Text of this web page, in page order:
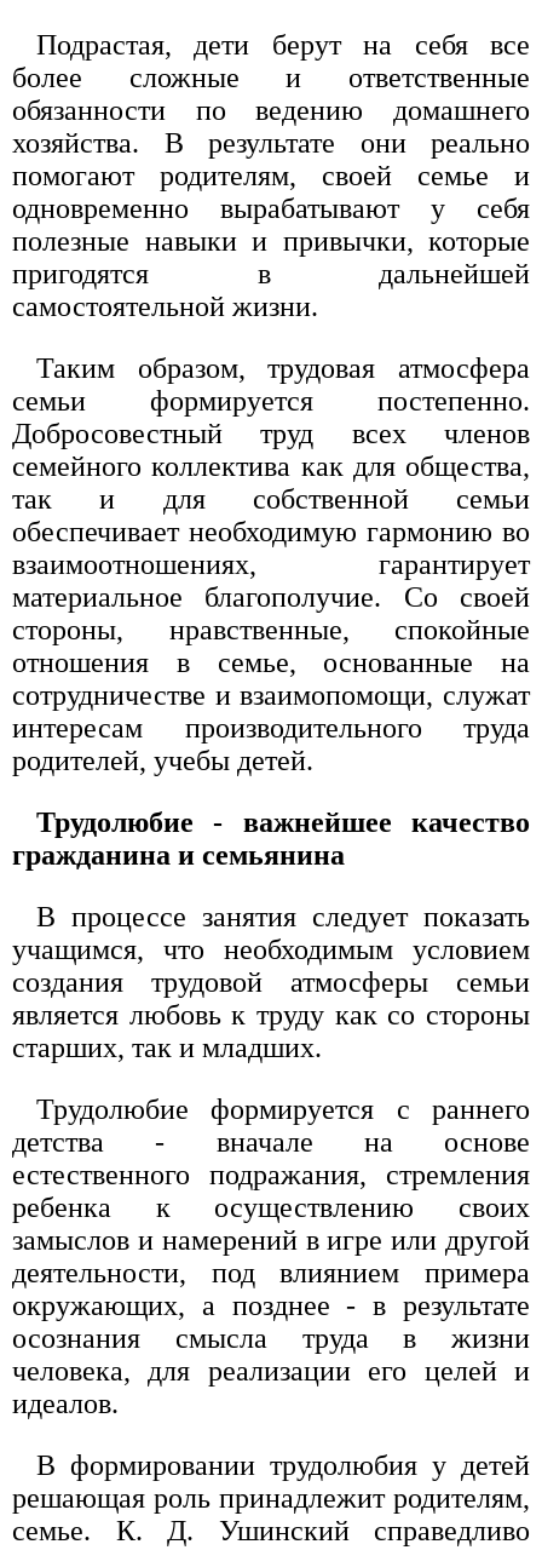
Подрастая, дети берут на себя все
более сложные и ответственные
обязанности по ведению домашнего
хозяйства. В результате они реально
помогают родителям, своей семье и
одновременно вырабатывают у себя
полезные навыки и привычки, которые
пригодятся в дальнейшей
самостоятельной жизни.
Таким образом, трудовая атмосфера
семьи формируется постепенно.
Добросовестный труд всех членов
семейного коллектива как для общества,
так и для собственной семьи
обеспечивает необходимую гармонию во
взаимоотношениях, гарантирует
материальное благополучие. Со своей
стороны, нравственные, спокойные
отношения в семье, основанные на
сотрудничестве и взаимопомощи, служат
интересам производительного труда
родителей, учебы детей.
Трудолюбие - важнейшее качество
гражданина и семьянина
В процессе занятия следует показать
учащимся, что необходимым условием
создания трудовой атмосферы семьи
является любовь к труду как со стороны
старших, так и младших.
Трудолюбие формируется с раннего
детства - вначале на основе
естественного подражания, стремления
ребенка к осуществлению своих
замыслов и намерений в игре или другой
деятельности, под влиянием примера
окружающих, а позднее - в результате
осознания смысла труда в жизни
человека, для реализации его целей и
идеалов.
В формировании трудолюбия у детей
решающая роль принадлежит родителям,
семье. К. Д. Ушинский справедливо